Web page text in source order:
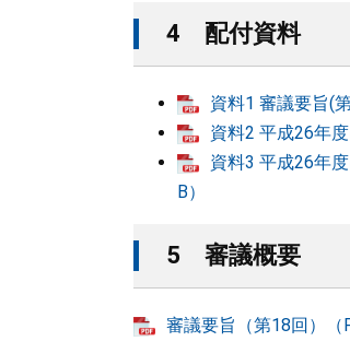
4 配付資料
資料1 審議要旨(
資料2 平成26年
資料3 平成26年
B）
5 審議概要
審議要旨（第18回）（